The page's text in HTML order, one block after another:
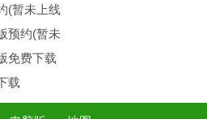
(暂未上线
预约(暂未
免费下载
载